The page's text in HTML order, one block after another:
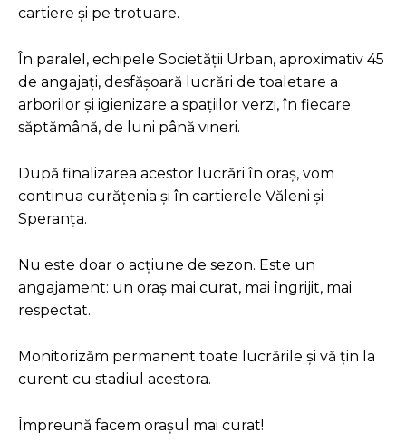
cartiere și pe trotuare.
În paralel, echipele Societății Urban, aproximativ 45
de angajați, desfășoară lucrări de toaletare a
arborilor și igienizare a spațiilor verzi, în fiecare
săptămână, de luni până vineri.
După finalizarea acestor lucrări în oraș, vom
continua curățenia și în cartierele Văleni și
Speranța.
Nu este doar o acțiune de sezon. Este un
angajament: un oraș mai curat, mai îngrijit, mai
respectat.
Monitorizăm permanent toate lucrările și vă țin la
curent cu stadiul acestora.
Împreună facem orașul mai curat!